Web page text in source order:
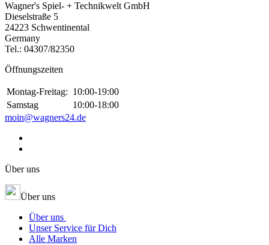
Wagner's Spiel- + Technikwelt GmbH
Dieselstraße 5
24223 Schwentinental
Germany
Tel.: 04307/82350
Öffnungszeiten
Montag-Freitag: 10:00-19:00
Samstag
10:00-18:00
moin@wagners24.de
Über uns
Über uns
Über uns
Unser Service für Dich
Alle Marken